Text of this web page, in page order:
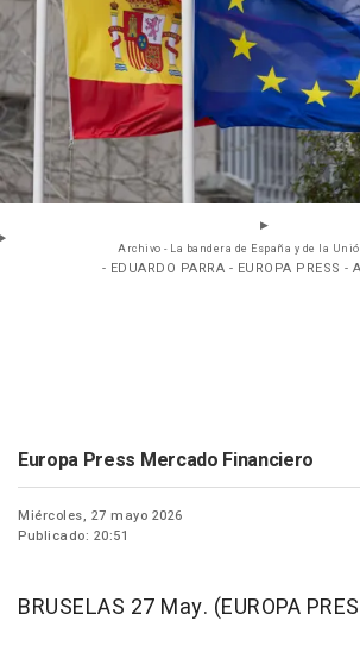
Archivo - La bandera de España y de la
- EDUARDO PARRA - EUROPA PRESS -
Europa Press Mercado Financiero
Miércoles, 27 mayo 2026
Publicado: 20:51
BRUSELAS 27 May. (EUROPA